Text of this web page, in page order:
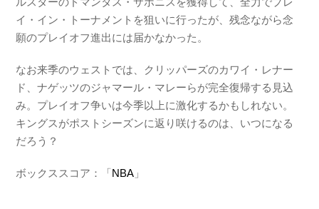
イ・イン・トーナメントを狙いに行ったが、残念ながら念
願のプレイオフ進出には届かなかった。
なお来季のウェストでは、クリッパーズのカワイ・レナー
ド、ナゲッツのジャマール・マレーらが完全復帰する見込
み。プレイオフ争いは今季以上に激化するかもしれない。
キングスがポストシーズンに返り咲けるのは、いつになる
だろう？
ボックススコア：「NBA 」